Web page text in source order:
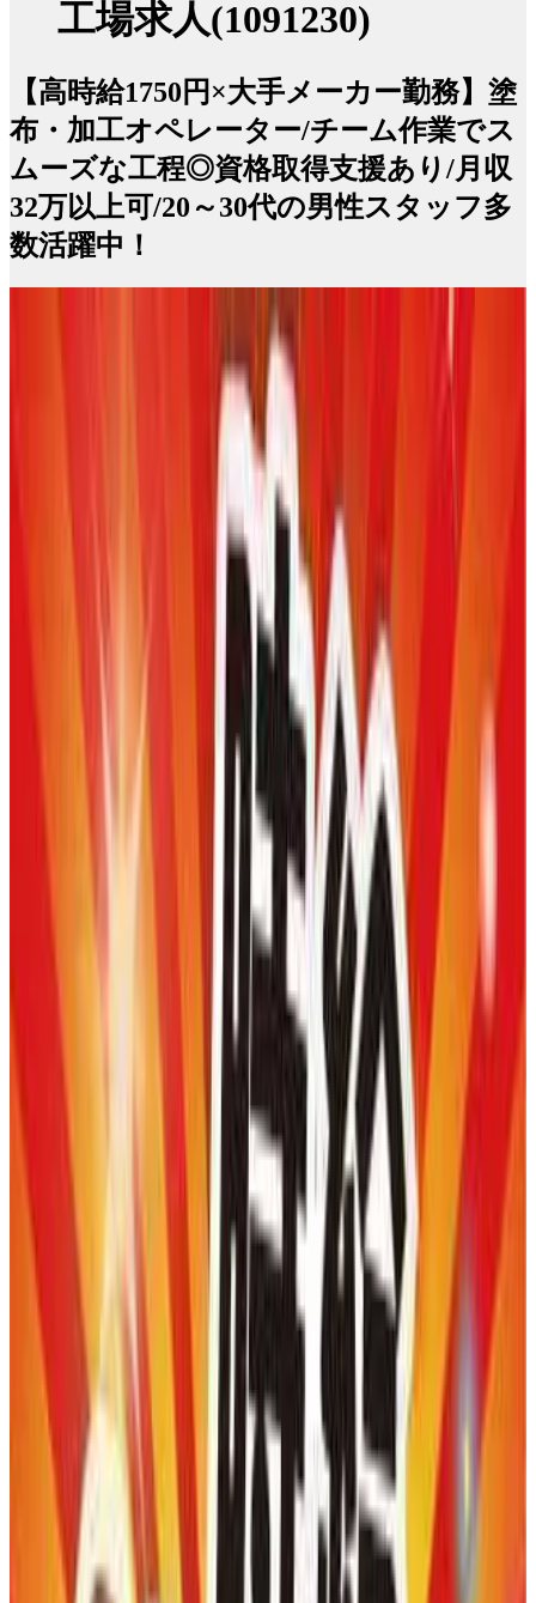
工場求人(1091230)
【高時給1750円×大手メーカー勤務】塗
布・加工オペレーター/チーム作業でス
ムーズな工程◎資格取得支援あり/月収
32万以上可/20～30代の男性スタッフ多
数活躍中！